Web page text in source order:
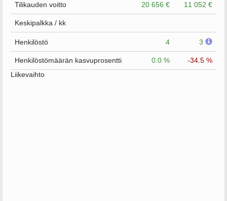
Tilikauden voitto 20 656 € 11 052 €
Keskipalkka / kk
Henkilöstö 4 3
Henkilöstömäärän kasvuprosentti 0.0 %
-34.5 %
Liikevaihto